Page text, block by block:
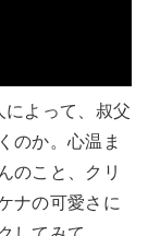
よって、叔父
のか。心温ま
のこと、クリ
ナの可愛さに